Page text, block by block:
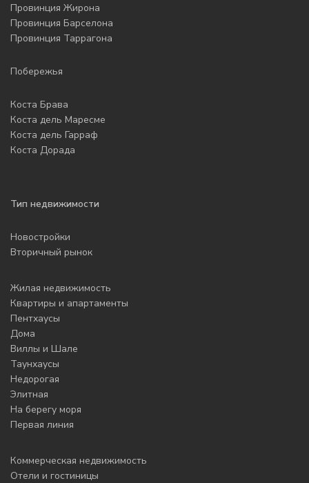
Провинция Жирона
Провинция Барселона
Провинция Таррагона
Побережья
Коста Брава
Коста дель Маресме
Коста дель Гарраф
Коста Дорада
Тип недвижимости
Новостройки
Вторичный рынок
Жилая недвижимость
Квартиры и апартаменты
Пентхаусы
Дома
Виллы и Шале
Таунхаусы
Недорогая
Элитная
На берегу моря
Первая линия
Коммерческая недвижимость
Отели и гостиницы